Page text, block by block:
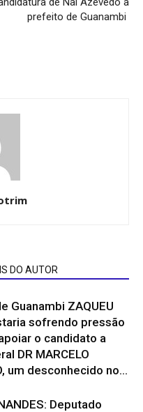
prefeito de Guanambi
DO AUTOR
Guanambi ZAQUEU
sofrendo pressão
o candidato a
DR MARCELO
um desconhecido no...
Deputado